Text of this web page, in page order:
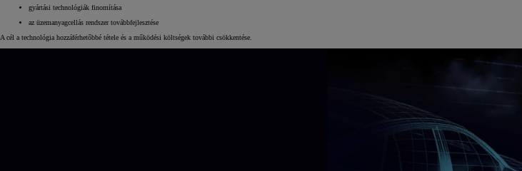
gyártási technológiák finomítása
az üzemanyagcellás rendszer továbbfejlesztése
A cél a technológia hozzáférhetőbbé tétele és a működési költségek további csökkentése.